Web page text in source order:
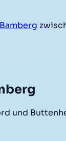
Bamberg
und